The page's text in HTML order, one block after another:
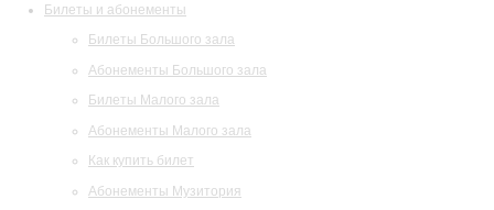
Билеты и абонементы
Билеты Большого зала
Абонементы Большого зала
Билеты Малого зала
Абонементы Малого зала
Как купить билет
Абонементы Музитория